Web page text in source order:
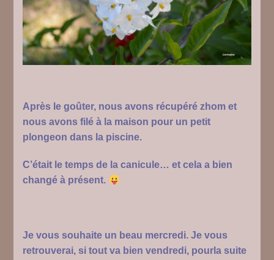
Après le goûter, nous avons récupéré zhom et
nous avons filé à la maison pour un petit
plongeon dans la piscine.
C’était le temps de la canicule… et cela a bien
changé à présent.
Je vous souhaite un beau mercredi. Je vous
retrouverai, si tout va bien vendredi, pourla suite